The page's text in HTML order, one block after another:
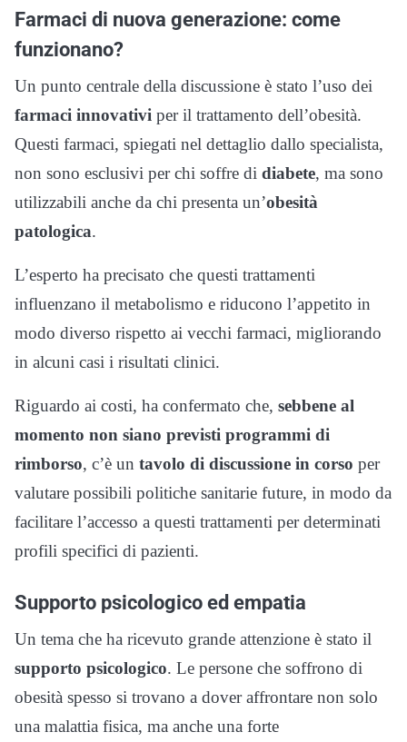
Farmaci di nuova generazione: come
funzionano?
Un punto centrale della discussione è stato l’uso dei
farmaci innovativi per il trattamento dell’obesità.
Questi farmaci, spiegati nel dettaglio dallo specialista,
non sono esclusivi per chi soffre di diabete, ma sono
utilizzabili anche da chi presenta un’obesità
patologica.
L’esperto ha precisato che questi trattamenti
influenzano il metabolismo e riducono l’appetito in
modo diverso rispetto ai vecchi farmaci, migliorando
in alcuni casi i risultati clinici.
Riguardo ai costi, ha confermato che, sebbene al
momento non siano previsti programmi di
rimborso, c’è un tavolo di discussione in corso per
valutare possibili politiche sanitarie future, in modo da
facilitare l’accesso a questi trattamenti per determinati
profili specifici di pazienti.
Supporto psicologico ed empatia
Un tema che ha ricevuto grande attenzione è stato il
supporto psicologico. Le persone che soffrono di
obesità spesso si trovano a dover affrontare non solo
una malattia fisica, ma anche una forte